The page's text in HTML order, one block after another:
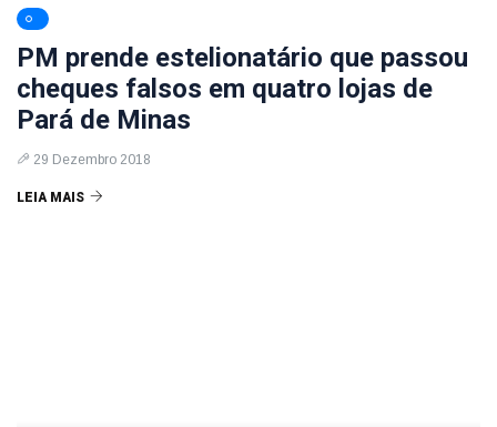
PM prende estelionatário que passou
cheques falsos em quatro lojas de
Pará de Minas
29 Dezembro 2018
LEIA MAIS